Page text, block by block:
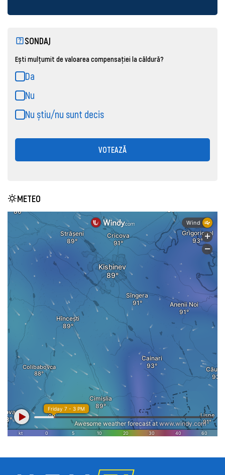
SONDAJ
Ești mulțumit de valoarea compensației la căldură?
Da
Nu
Nu știu/nu sunt decis
VOTEAZĂ
METEO